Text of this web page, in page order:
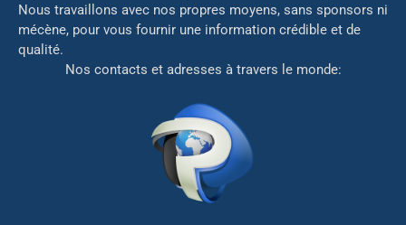
Nous travaillons avec nos propres moyens, sans sponsors ni
mécène, pour vous fournir une information crédible et de
qualité.
Nos contacts et adresses à travers le monde: